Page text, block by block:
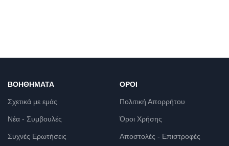
ΒΟΗΘΉΜΑΤΑ
Σχετικά με εμάς
Νέα - Συμβουλές
Συχνές Ερωτήσεις
ΌΡΟΙ
Πολιτική Απορρήτου
Όροι Χρήσης
Αποστολές - Επιστροφές